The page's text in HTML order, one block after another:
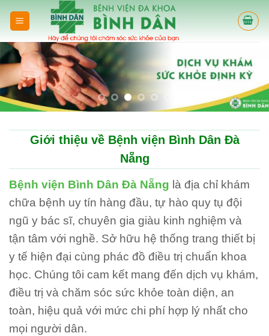
Giới thiệu về Bệnh viện Bình Dân Đà
Nẵng
Bệnh viện Bình Dân Đà Nẵng là địa chỉ khám
chữa bệnh uy tín hàng đầu, tự hào quy tụ đội
ngũ y bác sĩ, chuyên gia giàu kinh nghiệm và
tận tâm với nghề. Sở hữu hệ thống trang thiết bị
y tế hiện đại cùng phác đồ điều trị chuẩn khoa
học. Chúng tôi cam kết mang đến dịch vụ khám,
điều trị và chăm sóc sức khỏe toàn diện, an
toàn, hiệu quả với mức chi phí hợp lý nhất cho
mọi người dân.